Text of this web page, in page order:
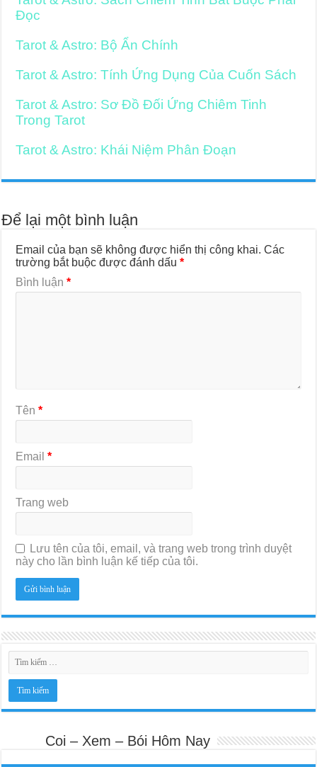
Đọc
Tarot & Astro: Bộ Ẩn Chính
Tarot & Astro: Tính Ứng Dụng Của Cuốn Sách
Tarot & Astro: Sơ Đồ Đối Ứng Chiêm Tinh
Trong Tarot
Tarot & Astro: Khái Niệm Phân Đoạn
Để lại một bình luận
Email của bạn sẽ không được hiển thị công khai. Các
trường bắt buộc được đánh dấu*
Bình luận*
Tên*
Email*
Trang web
Lưu tên của tôi, email, và trang web trong trình duyệt
này cho lần bình luận kế tiếp của tôi.
Coi – Xem – Bói Hôm Nay